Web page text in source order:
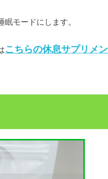
モードにします。
こちらの休息サプリメン